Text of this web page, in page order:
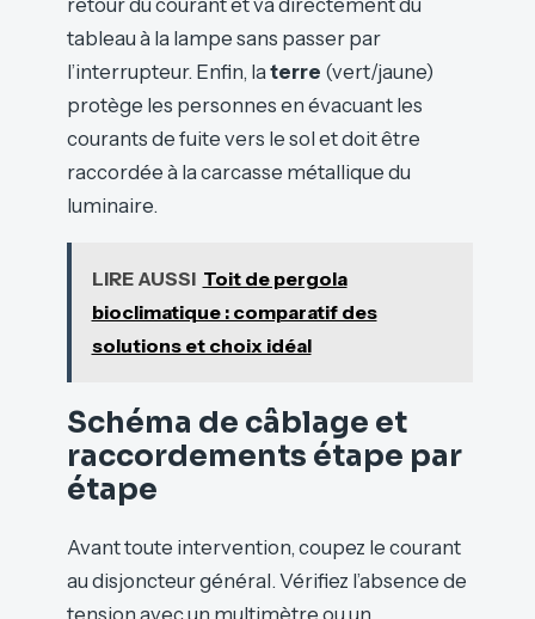
retour du courant et va directement du
tableau à la lampe sans passer par
l’interrupteur. Enfin, laterre (vert/jaune)
protège les personnes en évacuant les
courants de fuite vers le sol et doit être
raccordée à la carcasse métallique du
luminaire.
LIRE AUSSI Toit de pergola
bioclimatique : comparatif des
solutions et choix idéal
Schéma de câblage et
raccordements étape par
étape
Avant toute intervention, coupez le courant
au disjoncteur général. Vérifiez l’absence de